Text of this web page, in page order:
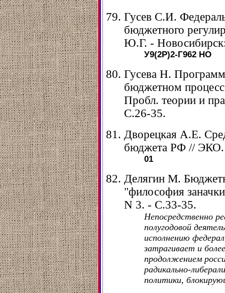
Гусев С.И.
бюджетного
Ю.Г. -
У9(2Р)2-Г962 НО
Гусева Н.
бюджетном
Пробл. теории и
С.26-35.
Дворецкая А.Е.
бюджета РФ // ЭКО.
01
Делягин М.
"философия
N 3. - С.33-35.
Непосредственно
полугодовой
исполнению
затрагивает и
продолжением
радикально-
политики,